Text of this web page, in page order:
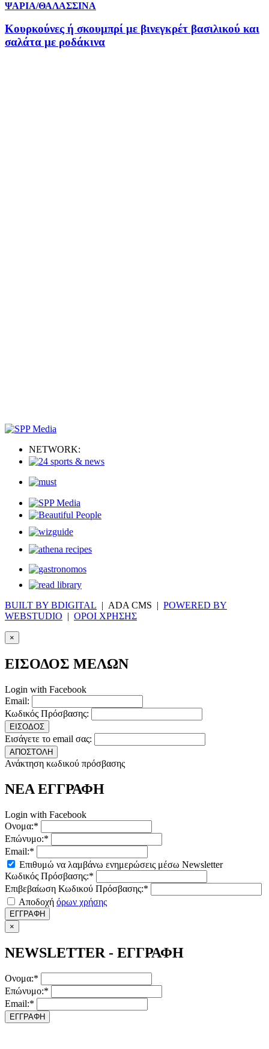
ΨΑΡΙΑ/ΘΑΛΑΣΣΙΝΑ
Κουρκούνες ή σκουμπρί με βινεγκρέτ βασιλικού και
σαλάτα με ροδάκινα
NETWORK:
BUILT BY BDIGITAL | ADA CMS | POWERED BY
WEBSTUDIO | ΟΡΟΙ ΧΡΗΣΗΣ
×
ΕΙΣΟΔΟΣ ΜΕΛΩΝ
Login with Facebook
Email:
Κωδικός Πρόσβασης:
ΕΙΣΟΔΟΣ
Εισάγετε το email σας:
ΑΠΟΣΤΟΛΗ
Ανάκτηση κωδικού πρόσβασης
ΝΕΑ ΕΓΓΡΑΦΗ
Login with Facebook
Ονομα:*
Επώνυμο:*
Email:*
Επιθυμώ να λαμβάνω ενημερώσεις μέσω Newsletter
Κωδικός Πρόσβασης:*
Επιβεβαίωση Κωδικού Πρόσβασης:*
Αποδοχή όρων χρήσης
ΕΓΓΡΑΦΗ
×
NEWSLETTER - ΕΓΓΡΑΦΗ
Ονομα:*
Επώνυμο:*
Email:*
ΕΓΓΡΑΦΗ